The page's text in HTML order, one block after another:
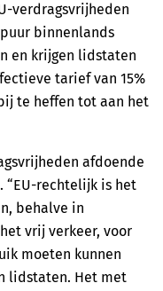
verdragsvrijheden
binnenlands
en krijgen lidstaten
tarief van 15%
te heffen tot aan het
afdoende
“EU-rechtelijk is het
behalve in
vrij verkeer, voor
moeten kunnen
lidstaten. Het met